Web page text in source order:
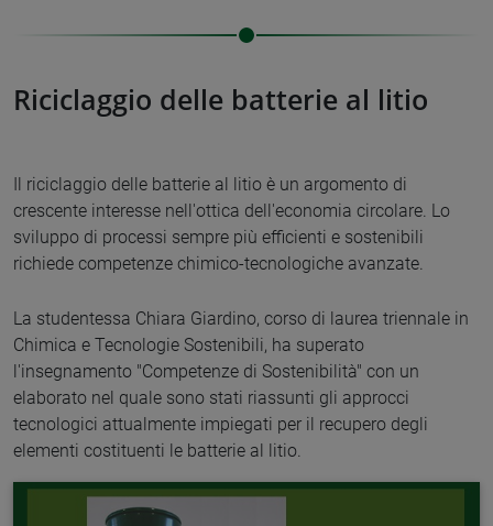
Riciclaggio delle batterie al litio
Il riciclaggio delle batterie al litio è un argomento di
crescente interesse nell'ottica dell'economia circolare. Lo
sviluppo di processi sempre più efficienti e sostenibili
richiede competenze chimico-tecnologiche avanzate.
La studentessa Chiara Giardino, corso di laurea triennale in
Chimica e Tecnologie Sostenibili, ha superato
l'insegnamento "Competenze di Sostenibilità" con un
elaborato nel quale sono stati riassunti gli approcci
tecnologici attualmente impiegati per il recupero degli
elementi costituenti le batterie al litio.